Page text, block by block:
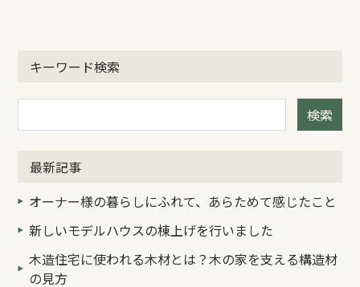
キーワード検索
検索
最新記事
オーナー様の暮らしにふれて、あらためて感じたこと
新しいモデルハウスの棟上げを行いました
木造住宅に使われる木材とは？木の家を支える構造材
の見方